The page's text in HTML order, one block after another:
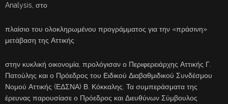
Analysis, στο
πλαίσιο του ολοκληρωμένου προγράμματος για την «πράσινη»
μετάβαση της Αττικής
στην κυκλική οικονομία, προλόγισαν ο Περιφερειάρχης Αττικής Γ.
Πατούλης και ο Πρόεδρος του Ειδικού Διαβαθμιδικού Συνδέσμου
Νομού Αττικής (ΕΔΣΝΑ) Β. Κόκκαλης. Τα συμπεράσματα της
έρευνας παρουσίασε ο Πρόεδρος και Διευθύνων Σύμβουλος